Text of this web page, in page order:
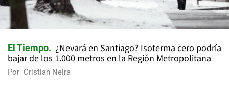
El Tiempo
¿Nevará en Santiago? Isoterma cero podría
bajar de los 1.000 metros en la Región Metropolitana
Por Cristian Neira